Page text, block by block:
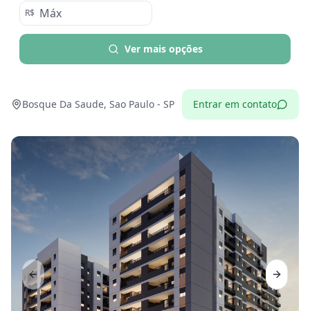
R$
Ver mais opções
Bosque Da Saude, Sao Paulo - SP Entrar em contato
Previous slide Next